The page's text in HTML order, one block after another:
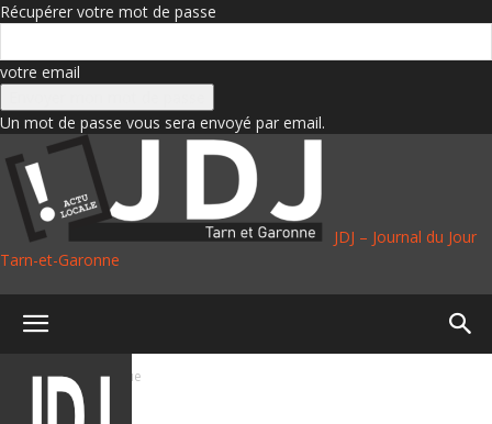
Récupérer votre mot de passe
votre email
Un mot de passe vous sera envoyé par email.
JDJ – Journal du Jour
Tarn-et-Garonne
Accueil Politique
POLITIQUE